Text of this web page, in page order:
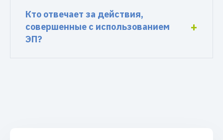
Кто отвечает за действия,
совершенные с использованием
ЭП?